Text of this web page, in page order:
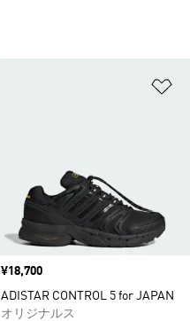
価格
¥18,700
ADISTAR CONTROL 5 for JAPAN
オリジナルス